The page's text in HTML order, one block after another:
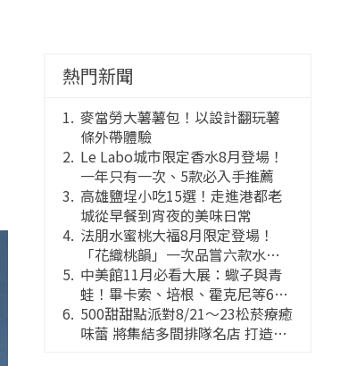
熱門新聞
麥當勞大薯薯包！以設計翻玩薯
條外帶體驗
Le Labo城市限定香水8月登場！
一年只有一次、5款必入手推薦
高雄鹽埕小吃15選！走進港都老
城從早餐到宵夜的美味日常
法朋水蜜桃大福8月限定登場！
「花織桃韻」一次品嘗六款水蜜
桃花果大福
中美館11月必看大展：蠍子與青
蛙！畢卡索、培根、霍克尼等66
件國巨典藏亮相
500甜甜點派對8/21～23松菸療癒
味蕾 將集結多間排隊名店 打造靈